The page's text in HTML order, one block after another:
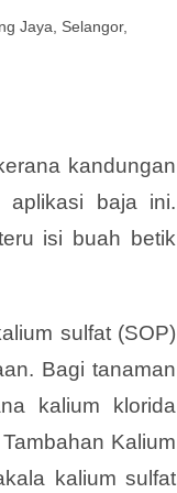
Jaya, Selangor,
kandungan
aplikasi baja ini.
isi buah betik
sulfat (SOP)
Bagi tanaman
kalium klorida
Kalium
kalium sulfat